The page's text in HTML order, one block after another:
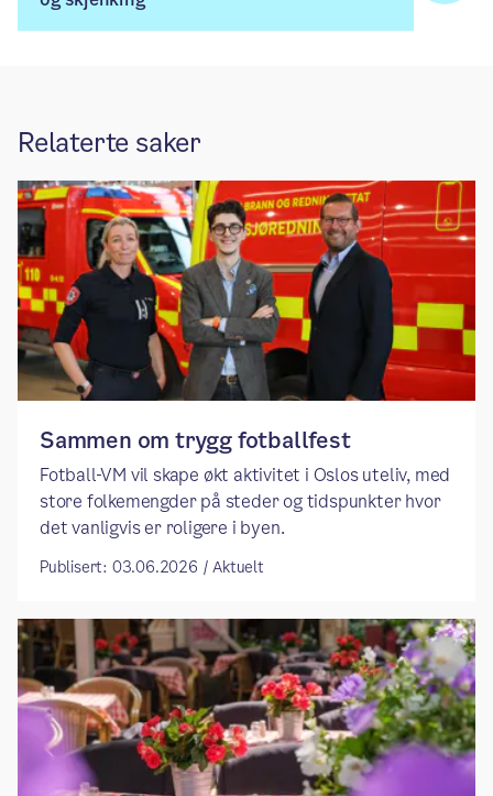
Relaterte saker
Sammen om trygg fotballfest
Fotball-VM vil skape økt aktivitet i Oslos uteliv, med
store folkemengder på steder og tidspunkter hvor
det vanligvis er roligere i byen.
Publisert: 03.06.2026 / Aktuelt